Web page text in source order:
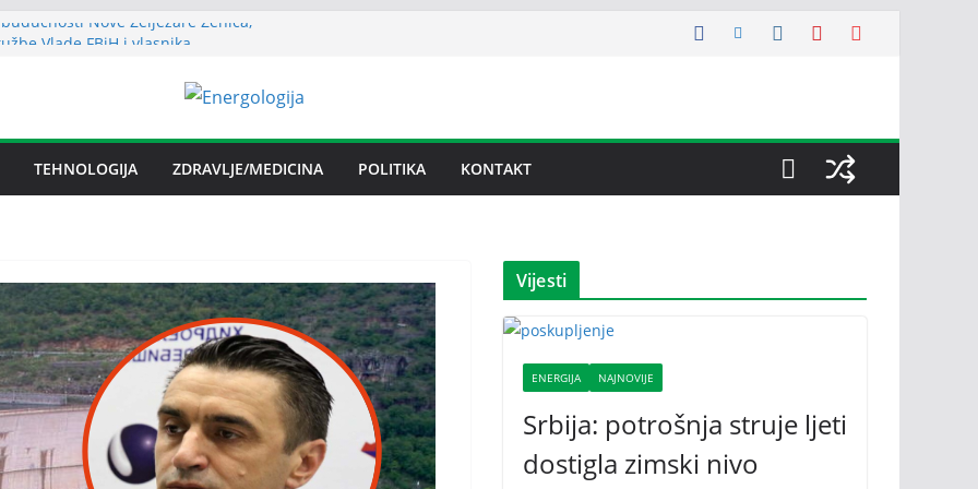
Nove Željezare Zenica,
može izazvati bolne napade
Zenica: moguće donošenje odluke
TEHNOLOGIJA ZDRAVLJE/MEDICINA POLITIKA KONTAKT
Vijesti
ENERGIJA NAJNOVIJE
Srbija: potrošnja struje ljeti
dostigla zimski nivo